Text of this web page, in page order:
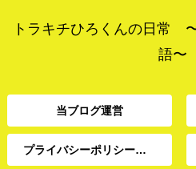
トラキチひろくんの日常
語〜
当ブログ運営
プライバシーポリシー、免責事項